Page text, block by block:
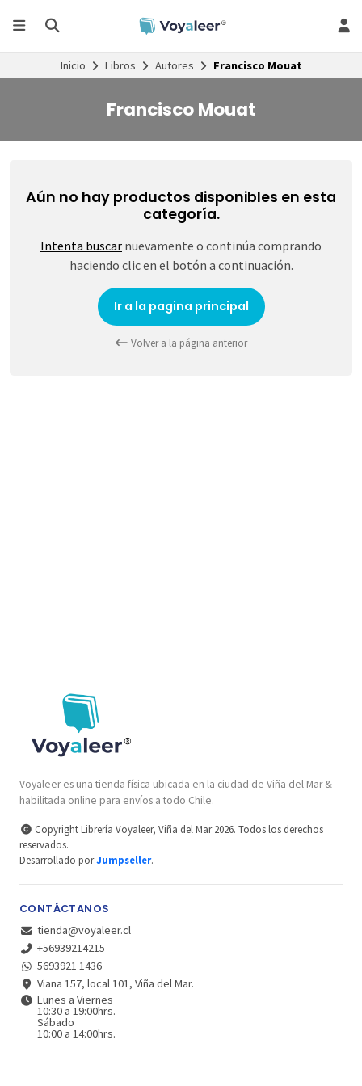
Inicio Libros Autores Francisco Mouat
Francisco Mouat
Aún no hay productos disponibles en esta
categoría.
Intenta buscar nuevamente o continúa comprando
haciendo clic en el botón a continuación.
Ir a la pagina principal
Volver a la página anterior
Voyaleer es una tienda física ubicada en la ciudad de Viña del Mar &
habilitada online para envíos a todo Chile.
Copyright Librería Voyaleer, Viña del Mar 2026. Todos los derechos
reservados.
Desarrollado porJumpseller.
CONTÁCTANOS
tienda@voyaleer.cl
+56939214215
5693921 1436
Viana 157, local 101, Viña del Mar.
Lunes a Viernes
10:30 a 19:00hrs.
Sábado
10:00 a 14:00hrs.